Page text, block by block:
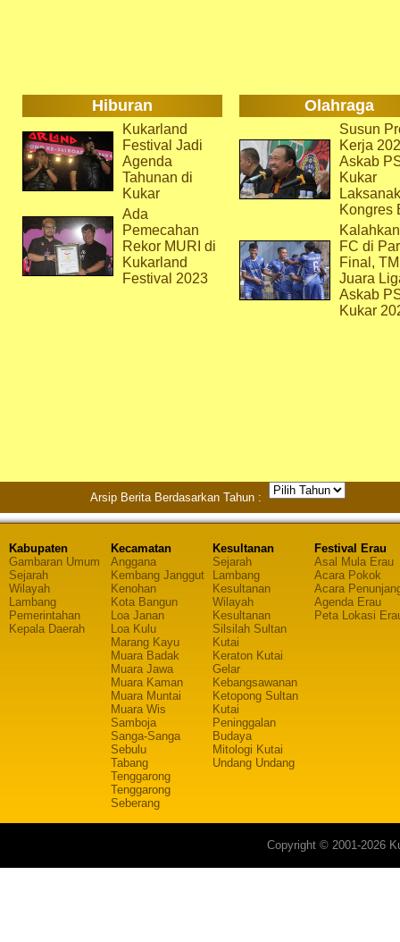
Hiburan Olahraga
Kukarland
Festival Jadi
Agenda
Tahunan di
Kukar
Ada
Pemecahan
Rekor MURI di
Kukarland
Festival 2023
Susun
Kerja
Askab
Kukar
Kongres
FC di
Final,
Juara
Askab
Kukar
Arsip Berita Berdasarkan Tahun :
Kabupaten
Gambaran Umum
Sejarah
Wilayah
Lambang
Pemerintahan
Kepala Daerah
Kecamatan
Anggana
Kembang Janggut
Kenohan
Kota Bangun
Loa Janan
Loa Kulu
Marang Kayu
Muara Badak
Muara Jawa
Muara Kaman
Muara Muntai
Muara Wis
Samboja
Sanga-Sanga
Sebulu
Tabang
Tenggarong
Tenggarong
Seberang
Kesultanan
Sejarah
Lambang
Kesultanan
Wilayah
Kesultanan
Silsilah Sultan
Kutai
Keraton Kutai
Gelar
Kebangsawanan
Ketopong Sultan
Kutai
Peninggalan
Budaya
Mitologi Kutai
Undang Undang
Festival Erau
Asal Mula Erau
Acara Pokok
Acara
Agenda Erau
Peta Lokasi
Copyright © 2001-2026